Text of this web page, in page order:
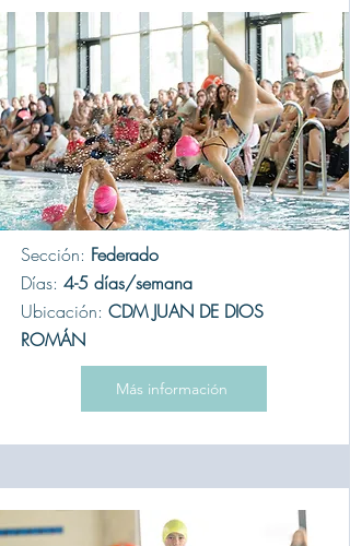
Sección: Federado
Días: 4-5 días/semana
Ubicación: CDM JUAN DE DIOS
ROMÁN
Más información